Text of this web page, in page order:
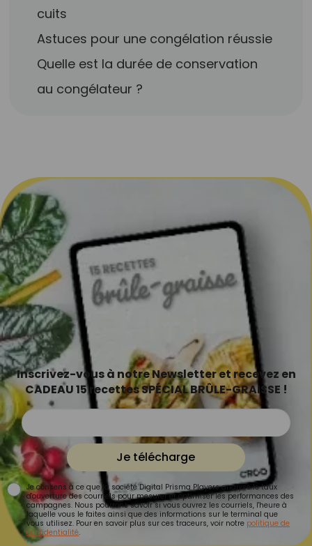
cuits
Astuces pour une congélation réussie
Quelle est la durée de conservation
au congélateur ?
Inscrivez-vous à notre Newsletter et recevez en
CADEAU 15 recettes SPÉCIAL BRÛLE-GRAISSE !
Je télécharge
Je consens à ce que la société Digital Prisma Players analyse le taux
d'ouverture des courriels pour mesurer et optimiser les performances des
campagnes. Nous pourrons savoir si vous ouvrez les courriels, l'heure à
laquelle vous le faites ainsi que des informations sur le terminal que
vous utilisez. Pour en savoir plus sur ces traceurs, voir notre politique de
confidentialité.